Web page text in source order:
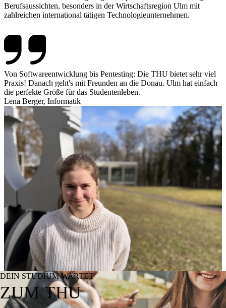
Berufsaussichten, besonders in der Wirtschaftsregion Ulm mit
zahlreichen international tätigen Technologieunternehmen.
Von Softwareentwicklung bis Pentesting: Die THU bietet sehr viel
Praxis! Danach geht's mit Freunden an die Donau. Ulm hat einfach
die perfekte Größe für das Studentenleben.
Lena Berger, Informatik
DEIN STUDIUM WARTET
ZUM THU